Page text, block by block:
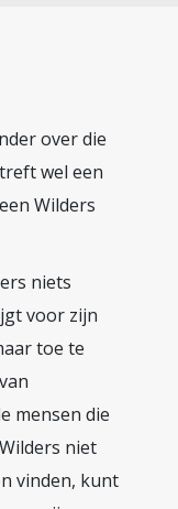
over die
wel een
Wilders
niets
voor zijn
toe te
mensen die
niet
vinden, kunt